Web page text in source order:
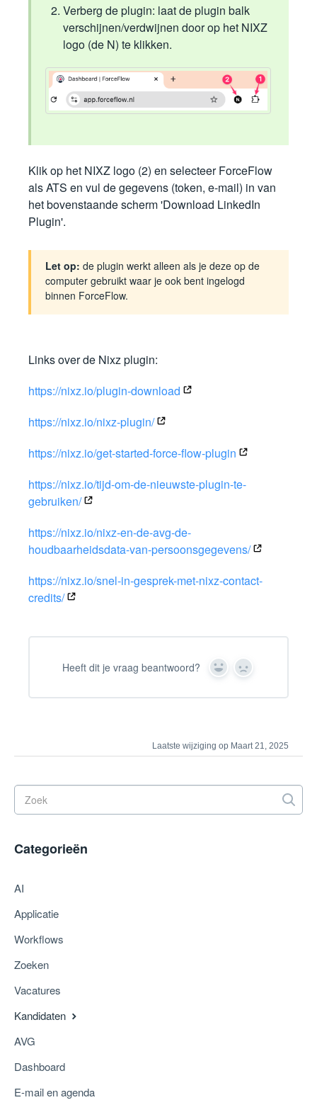
Verberg de plugin: laat de plugin balk
verschijnen/verdwijnen door op het NIXZ
logo (de N) te klikken.
Klik op het NIXZ logo (2) en selecteer ForceFlow
als ATS en vul de gegevens (token, e-mail) in van
het bovenstaande scherm 'Download LinkedIn
Plugin'.
Let op: de plugin werkt alleen als je deze op de
computer gebruikt waar je ook bent ingelogd
binnen ForceFlow.
Links over de Nixz plugin:
https://nixz.io/plugin-download
https://nixz.io/nixz-plugin/
https://nixz.io/get-started-force-flow-plugin
https://nixz.io/tijd-om-de-nieuwste-plugin-te-
gebruiken/
https://nixz.io/nixz-en-de-avg-de-
houdbaarheidsdata-van-persoonsgegevens/
https://nixz.io/snel-in-gesprek-met-nixz-contact-
credits/
Heeft dit je vraag beantwoord? Yes No
Laatste wijziging op Maart 21, 2025
Categorieën
AI
Applicatie
Workflows
Zoeken
Vacatures
Kandidaten
AVG
Dashboard
E-mail en agenda